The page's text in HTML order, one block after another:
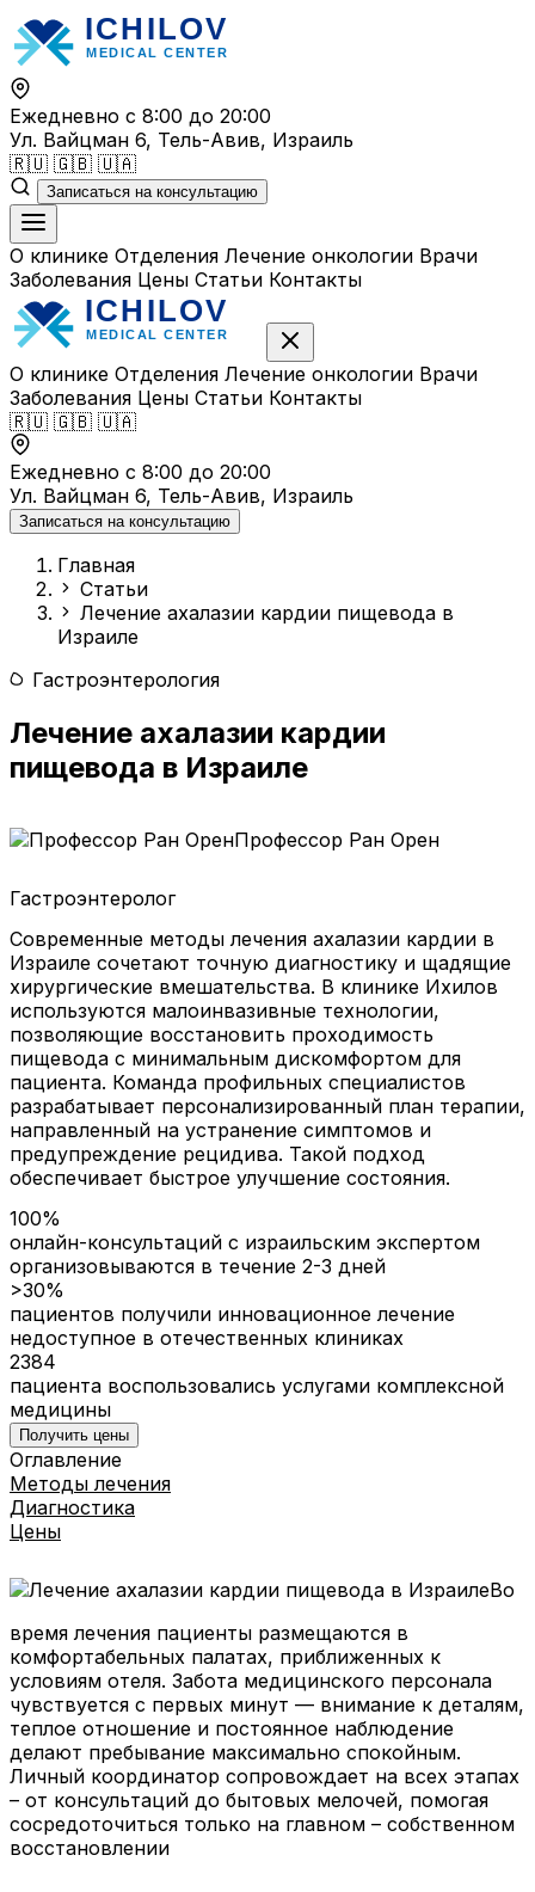
Перейти
к
содержимому
Ежедневно с 8:00 до 20:00
Ул. Вайцман 6, Тель-Авив, Израиль
🇷🇺 🇬🇧 🇺🇦
Записаться на консультацию
О клинике Отделения Лечение онкологии Врачи
Заболевания Цены Статьи Контакты
О клинике Отделения Лечение онкологии Врачи
Заболевания Цены Статьи Контакты
🇷🇺 🇬🇧 🇺🇦
Ежедневно с 8:00 до 20:00
Ул. Вайцман 6, Тель-Авив, Израиль
Записаться на консультацию
Главная
Статьи
Лечение ахалазии кардии пищевода в
Израиле
Гастроэнтерология
Лечение ахалазии кардии
пищевода в Израиле
Профессор Ран Орен
Гастроэнтеролог
Современные методы лечения ахалазии кардии в
Израиле сочетают точную диагностику и щадящие
хирургические вмешательства. В клинике Ихилов
используются малоинвазивные технологии,
позволяющие восстановить проходимость
пищевода с минимальным дискомфортом для
пациента. Команда профильных специалистов
разрабатывает персонализированный план терапии,
направленный на устранение симптомов и
предупреждение рецидива. Такой подход
обеспечивает быстрое улучшение состояния.
100%
онлайн-консультаций с израильским экспертом
организовываются в течение 2-3 дней
>30%
пациентов получили инновационное лечение
недоступное в отечественных клиниках
2384
пациента воспользовались услугами комплексной
медицины
Получить цены
Оглавление
Методы лечения
Диагностика
Цены
Во
время лечения пациенты размещаются в
комфортабельных палатах, приближенных к
условиям отеля. Забота медицинского персонала
чувствуется с первых минут — внимание к деталям,
теплое отношение и постоянное наблюдение
делают пребывание максимально спокойным.
Личный координатор сопровождает на всех этапах
– от консультаций до бытовых мелочей, помогая
сосредоточиться только на главном – собственном
восстановлении